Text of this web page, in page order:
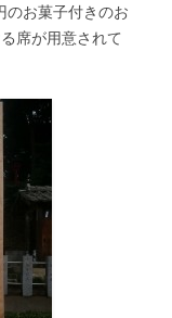
のお菓子付きのお
席が用意されて